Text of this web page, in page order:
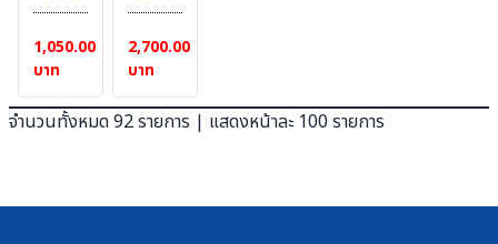
12/22
Gal
wall
thickness
2.2
1,050.00
บาท
30/45
Gal
wall
thickness
2.2
2,700.00
บาท
จำนวนทั้งหมด 92 รายการ | แสดงหน้าละ 100 รายการ